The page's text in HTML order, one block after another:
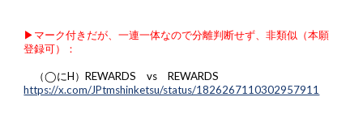
▶︎マーク付きだが、一連一体なので分離判断せず、非類似（本願
登録可）：
（◯にH）REWARDS vs REWARDS
https://x.com/JPtmshinketsu/status/1826267110302957911